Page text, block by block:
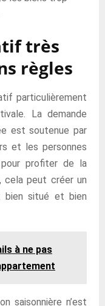
très
règles
particulièrement
La demande
est soutenue par
et les personnes
pour profiter de la
cela peut créer un
bien situé et bien
à ne pas
saisonnière n’est